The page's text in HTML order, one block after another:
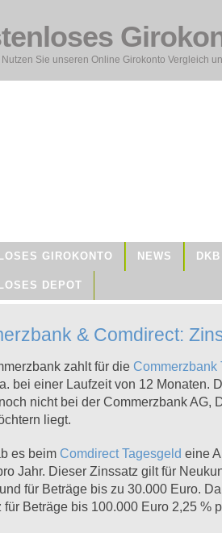
Nutzen Sie unseren Online Girokonto Vergleich
GIROKONTO NEWS
DEPOT
& Comdirect:
zahlt für die Commerzbank
bei einer Laufzeit von 12 Monaten.
nicht bei der Commerzbank AG,
liegt.
es beim Comdirect Tagesgeld eine
Jahr. Dieser Zinssatz gilt für
für Beträge bis zu 30.000 Euro.
für Beträge bis 100.000 Euro 2,25 %